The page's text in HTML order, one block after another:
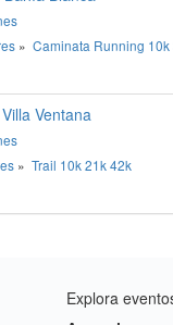
» Caminata Running 10k
Ventana
» Trail 10k21k42k
Explora